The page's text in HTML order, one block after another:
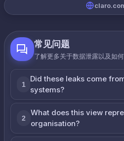
常见问题
了解更多关于数据泄露以及如
1
Did these leaks come
systems?
2
What does this view
organisation?